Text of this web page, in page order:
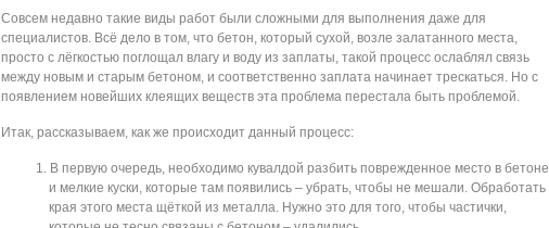
Совсем недавно такие виды работ были сложными для выполнения даже для
специалистов. Всё дело в том, что бетон, который сухой, возле залатанного места,
просто с лёгкостью поглощал влагу и воду из заплаты, такой процесс ослаблял связь
между новым и старым бетоном, и соответственно заплата начинает трескаться. Но с
появлением новейших клеящих веществ эта проблема перестала быть проблемой.
Итак, рассказываем, как же происходит данный процесс:
В первую очередь, необходимо кувалдой разбить поврежденное место в бетоне
и мелкие куски, которые там появились – убрать, чтобы не мешали. Обработать
края этого места щёткой из металла. Нужно это для того, чтобы частички,